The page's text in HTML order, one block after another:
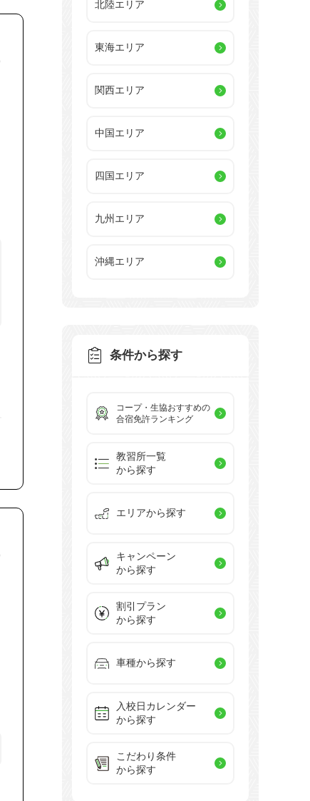
北陸エリア
東海エリア
関西エリア
中国エリア
四国エリア
九州エリア
沖縄エリア
条件から探す
コープ・生協おすすめの
合宿免許ランキング
教習所一覧
から探す
エリアから探す
キャンペーン
から探す
割引プラン
から探す
車種から探す
入校日カレンダー
から探す
こだわり条件
から探す